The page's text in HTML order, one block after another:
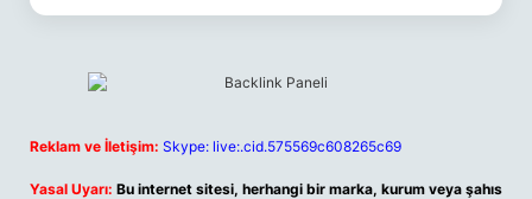
Reklam ve İletişim: Skype: live:.cid.575569c608265c69
Yasal Uyarı: Bu internet sitesi, herhangi bir marka, kurum veya şahıs